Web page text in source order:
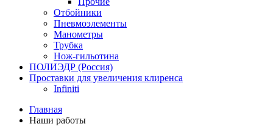
Отбойники
Пневмоэлементы
Манометры
Трубка
Нож-гильотина
ПОЛИЭДР (Россия)
Проставки для увеличения клиренса
Infiniti
Главная
Наши работы